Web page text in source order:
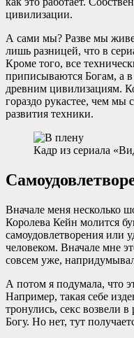
цивилизации.
А сами мы? Разве мы
лишь разницей, что в
Кроме того, все
приписываются Богам, а
древним цивилизациям.
гораздо рукастее, чем
развития техники.
Кадр из сериала
Вначале меня несколько
Королева Кейн молится
самоудовлетворения или
человеком. Вначале мне
совсем уже,
А потом я подумала, что
Например, такая себе
тронулись, секс возвели
Богу. Но нет, тут